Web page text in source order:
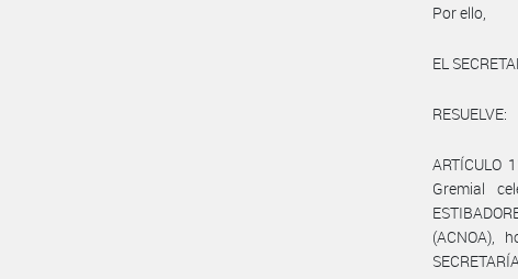
Por ello,
EL
RESUELVE:
ARTÍCULO
Gremial
(ACNOA),